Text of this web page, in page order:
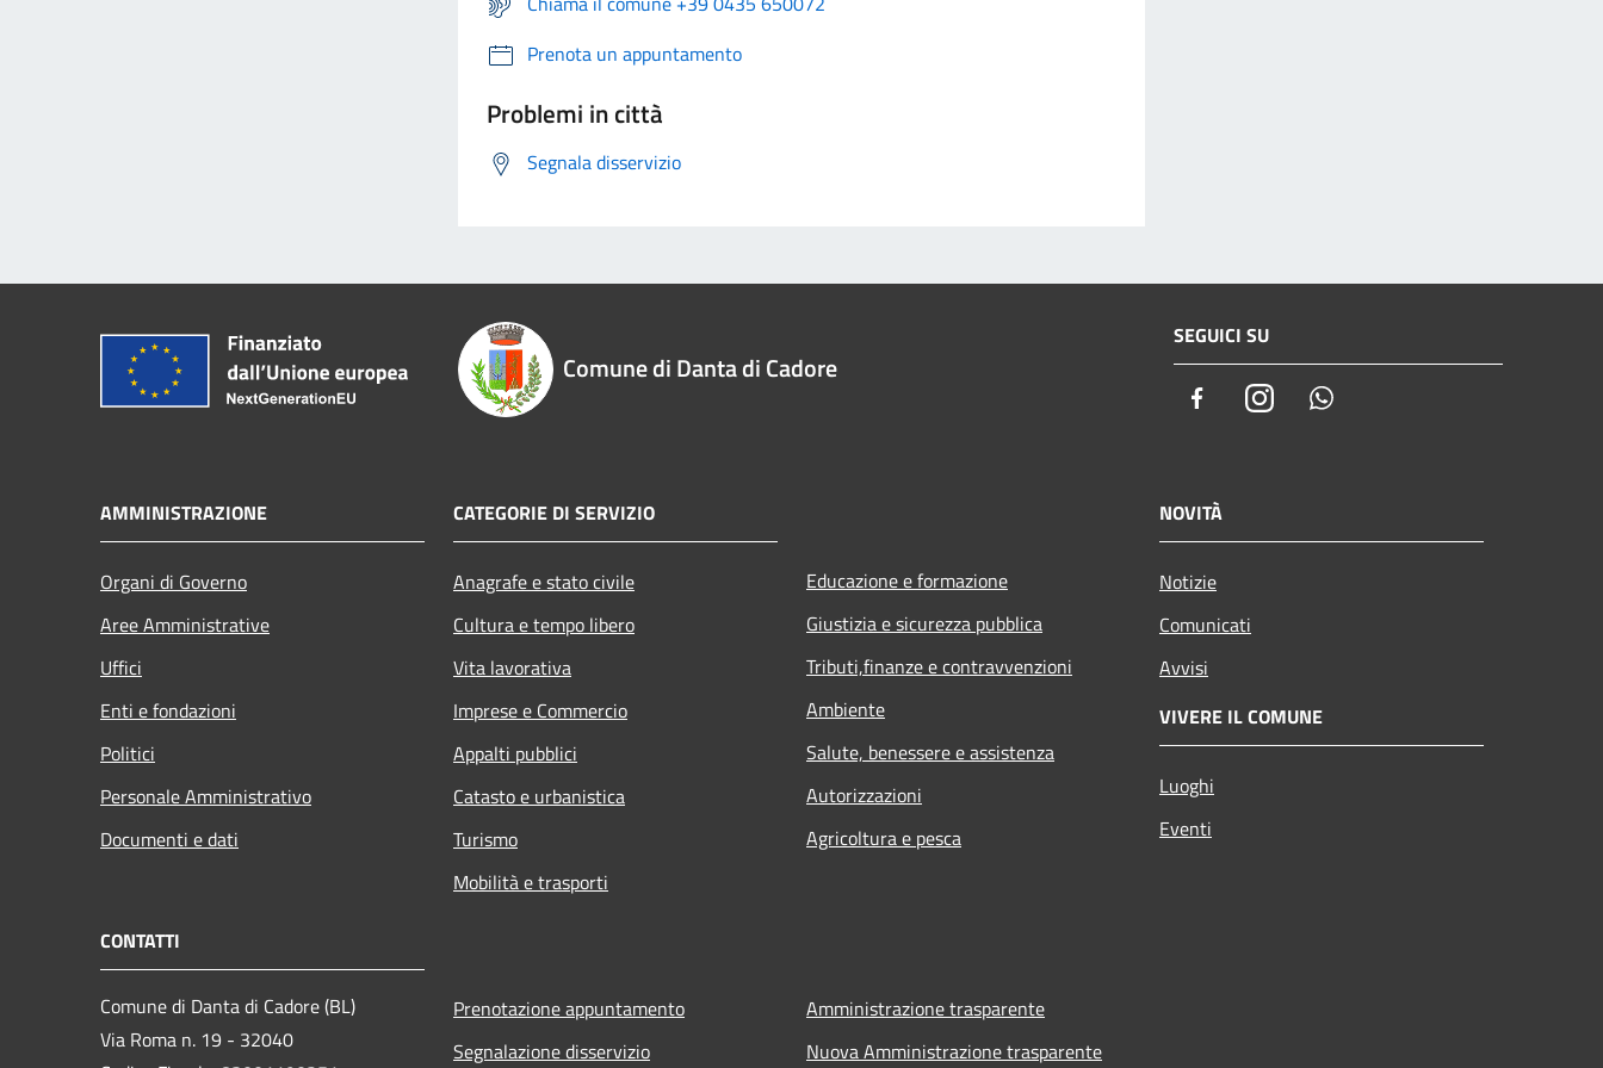
Prenota un appuntamento
Problemi in città
Segnala disservizio
Comune di Danta di Cadore
SEGUICI SU
FacebookInstagram
AMMINISTRAZIONE
Organi di Governo
Aree Amministrative
Uffici
Enti e fondazioni
Politici
Personale Amministrativo
Documenti e dati
CATEGORIE DI SERVIZIO
Anagrafe e stato civile
Cultura e tempo libero
Vita lavorativa
Imprese e Commercio
Appalti pubblici
Catasto e urbanistica
Turismo
Mobilità e trasporti
Educazione e formazione
Giustizia e sicurezza pubblica
Tributi,finanze e contravvenzioni
Ambiente
Salute, benessere e assistenza
Autorizzazioni
Agricoltura e pesca
NOVITÀ
Notizie
Comunicati
Avvisi
VIVERE IL COMUNE
Luoghi
Eventi
CONTATTI
Comune di Danta di Cadore (BL)
Via Roma n. 19 - 32040
Prenotazione appuntamento
Segnalazione disservizio
Amministrazione trasparente
Nuova Amministrazione trasparente